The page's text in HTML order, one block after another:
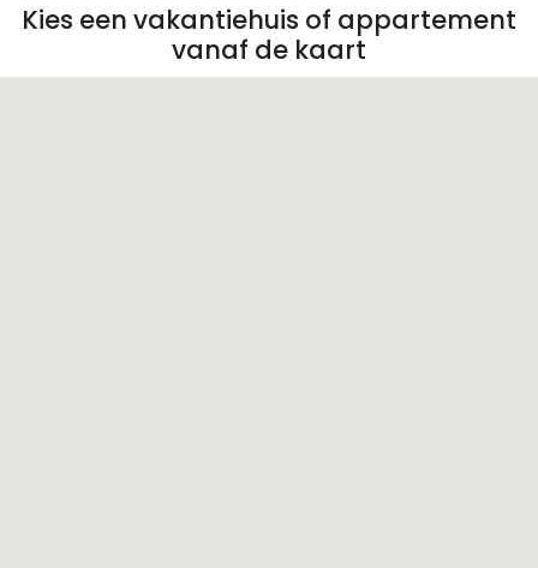
Kies een vakantiehuis of appartement
vanaf de kaart